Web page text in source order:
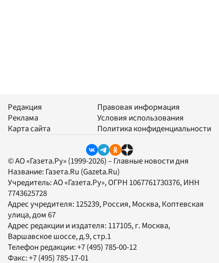
Редакция
Реклама
Карта сайта
Правовая информация
Условия использования
Политика конфиденциальности
© АО «Газета.Ру» (1999-2026) – Главные новости дня
Название: Газета.Ru (Gazeta.Ru)
Учредитель:АО «Газета.Ру», ОГРН 1067761730376, ИНН
7743625728
Адрес учредителя: 125239, Россия, Москва, Коптевская
улица, дом 67
Адрес редакции и издателя: 117105, г. Москва,
Варшавское шоссе, д.9, стр.1
Телефон редакции:+7 (495) 785-00-12
Факс:+7 (495) 785-17-01